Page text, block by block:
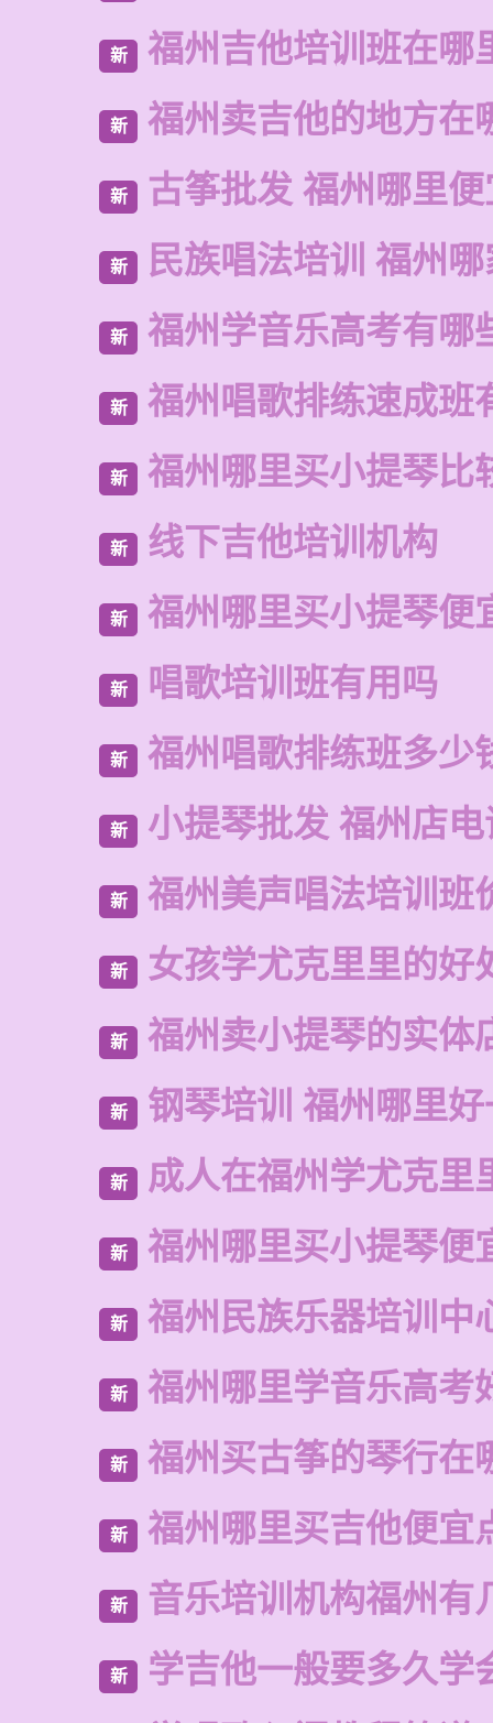
新 福州吉他培训班在哪
新 福州卖吉他的地方在
新 古筝批发 福州哪里
新 民族唱法培训 福州
新 福州学音乐高考有哪
新 福州唱歌排练速成班
新 福州哪里买小提琴比
新 线下吉他培训机构
新 福州哪里买小提琴便
新 唱歌培训班有用吗
新 福州唱歌排练班多少
新 小提琴批发 福州店
新 福州美声唱法培训班
新 女孩学尤克里里的好
新 福州卖小提琴的实体
新 钢琴培训 福州哪里
新 成人在福州学尤克里
新 福州哪里买小提琴便
新 福州民族乐器培训中
新 福州哪里学音乐高考
新 福州买古筝的琴行在
新 福州哪里买吉他便宜
新 音乐培训机构福州有
新
学吉他一般要多久学